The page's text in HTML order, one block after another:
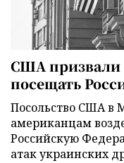
США призвали
посещать
Посольство США в
американцам
Российскую
атак украинских